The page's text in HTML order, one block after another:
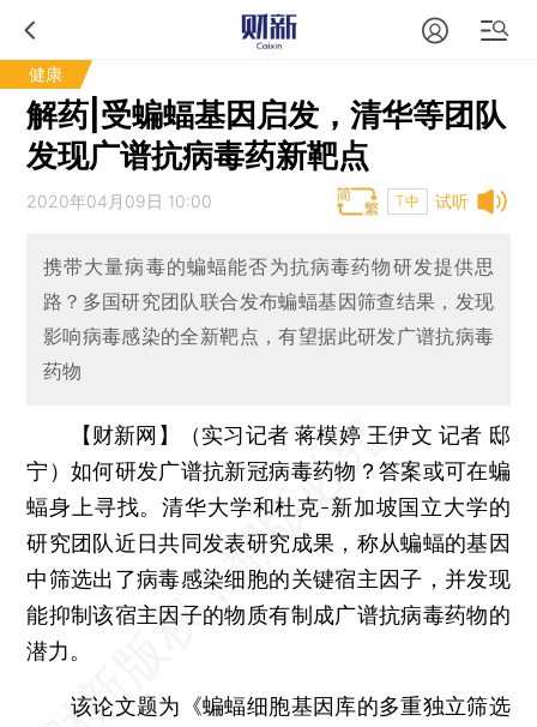
健康
解药|受蝙蝠基因启发，清华等团队
发现广谱抗病毒药新靶点
试听
2020年04月09日 10:00 T中
携带大量病毒的蝙蝠能否为抗病毒药物研发提供思
路？多国研究团队联合发布蝙蝠基因筛查结果，发现
影响病毒感染的全新靶点，有望据此研发广谱抗病毒
药物
【财新网】（实习记者 蒋模婷 王伊文 记者 邸
宁）如何研发广谱抗新冠病毒药物？答案或可在蝙
蝠身上寻找。清华大学和杜克-新加坡国立大学的
研究团队近日共同发表研究成果，称从蝙蝠的基因
中筛选出了病毒感染细胞的关键宿主因子，并发现
能抑制该宿主因子的物质有制成广谱抗病毒药物的
潜力。
该论文题为《蝙蝠细胞基因库的多重独立筛选